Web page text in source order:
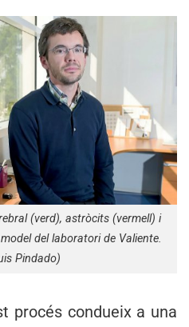
(verd), astròcits (vermell) i
del laboratori de Valiente.
Pindado)
procés condueix a una